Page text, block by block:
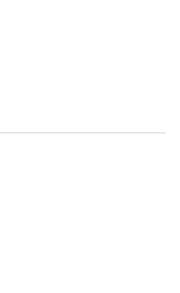
30°C; не